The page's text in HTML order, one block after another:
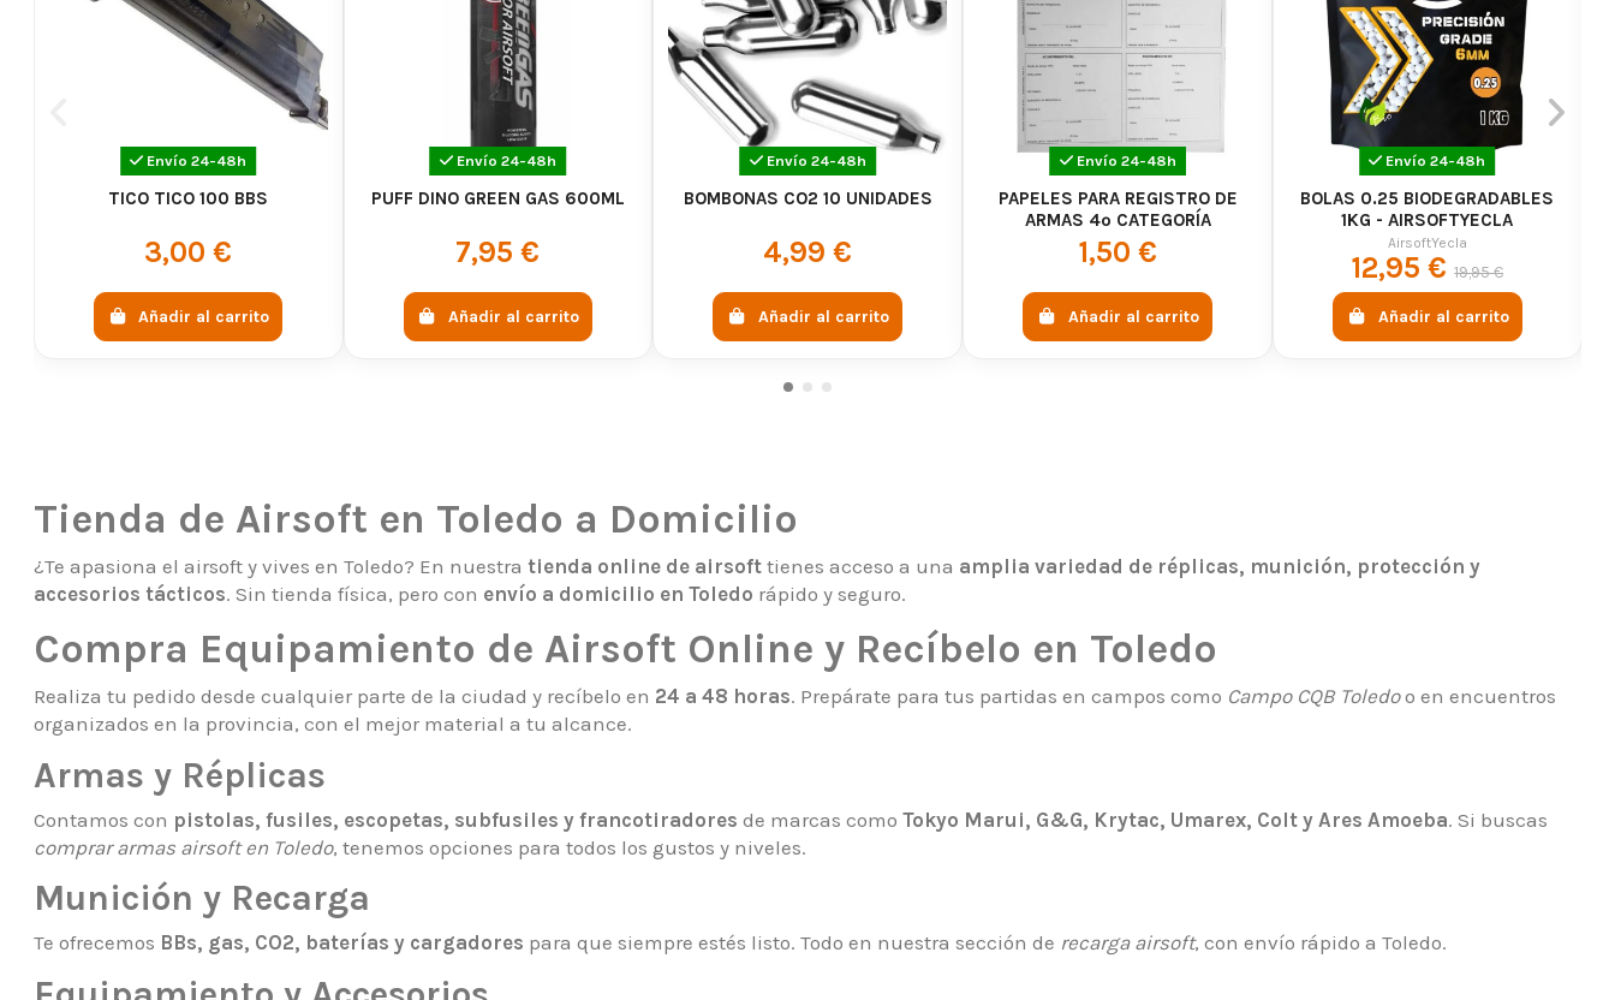
Envío 24-48h
TICO TICO 100 BBS
3,00 €
Añadir al carrito
Envío 24-48h
PUFF DINO GREEN GAS 600ML
7,95 €
Añadir al carrito
Envío 24-48h
BOMBONAS CO2 10 UNIDADES
4,99 €
Añadir al carrito
Envío 24-48h
PAPELES PARA REGISTRO DE
ARMAS 4º CATEGORÍA
1,50 €
Añadir al carrito
Envío 24-48h
BOLAS 0.25 BIODEGRADABLES
1KG - AIRSOFTYECLA
AirsoftYecla
12,95 €19,95 €
Añadir al carrito
Tienda de Airsoft en Toledo a Domicilio
¿Te apasiona el airsoft y vives en Toledo? En nuestra tienda online de airsofttienes acceso a una amplia variedad de réplicas, munición, protección y
accesorios tácticos. Sin tienda física, pero con envío a domicilio en Toledo rápido y seguro.
Compra Equipamiento de Airsoft Online y Recíbelo en Toledo
Realiza tu pedido desde cualquier parte de la ciudad y recíbelo en 24 a 48 horas. Prepárate para tus partidas en campos como Campo CQB Toledoo en encuentros
organizados en la provincia, con el mejor material a tu alcance.
Armas y Réplicas
Contamos con pistolas, fusiles, escopetas, subfusiles y francotiradores de marcas como Tokyo Marui, G&G, Krytac, Umarex, Colt y Ares Amoeba. Si buscas
comprar armas airsoft en Toledo, tenemos opciones para todos los gustos y niveles.
Munición y Recarga
Te ofrecemos BBs, gas, CO2, baterías y cargadores para que siempre estés listo. Todo en nuestra sección de recarga airsoft, con envío rápido a Toledo.